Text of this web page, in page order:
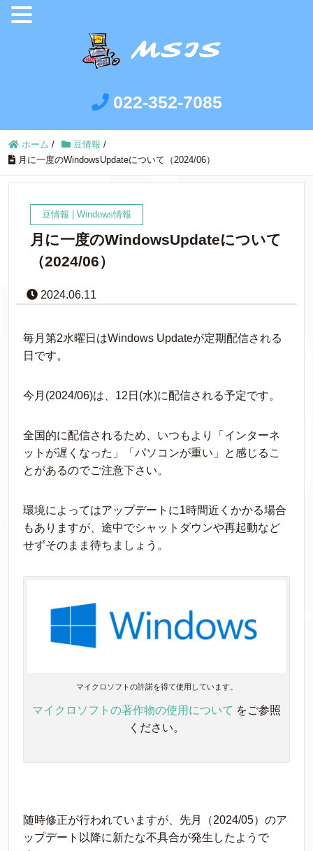
022-352-7085
ホーム / 豆情報 /
月に一度のWindowsUpdateについて（2024/06）
豆情報 Windows情報
月に一度のWindowsUpdateについて
（2024/06）
2024.06.11
毎月第2水曜日はWindows Updateが定期配信される
日です。
今月(2024/06)は、12日(水)に配信される予定です。
全国的に配信されるため、いつもより「インターネ
ットが遅くなった」「パソコンが重い」と感じるこ
とがあるのでご注意下さい。
環境によってはアップデートに1時間近くかかる場合
もありますが、途中でシャットダウンや再起動など
せずそのまま待ちましょう。
マイクロソフトの許諾を得て使用しています。
マイクロソフトの著作物の使用について をご参照
ください。
随時修正が行われていますが、先月（2024/05）のア
ップデート以降に新たな不具合が発生したようで